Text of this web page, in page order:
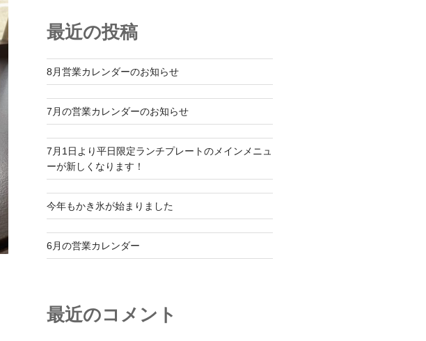
最近の投稿
8月営業カレンダーのお知らせ
7月の営業カレンダーのお知らせ
7月1日より平日限定ランチプレートのメインメニュ
ーが新しくなります！
今年もかき氷が始まりました
6月の営業カレンダー
最近のコメント